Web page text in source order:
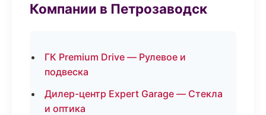
Компании в Петрозаводск
ГК Premium Drive — Рулевое и
подвеска
Дилер-центр Expert Garage — Стекла
и оптика